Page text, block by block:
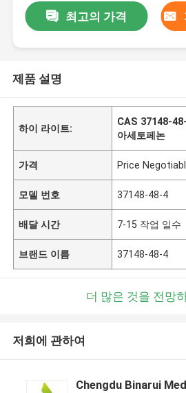
최고의 가격
제품 설명
하이 라이트:
CAS 37148-
아세토페논
가격 Price
모델 번호 37148-48-4
배달 시간 7-15 작업 일수
브랜드 이름 37148-48-4
더 많은 것을 전망
저희에 관하여
Chengdu Binarui